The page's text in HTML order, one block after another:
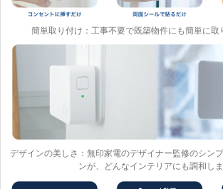
簡単取り付け：工事不要で既築物件にも簡単に取
デザインの美しさ：無印家電のデザイナー監修のシン
ンが、どんなインテリアにも調和しま